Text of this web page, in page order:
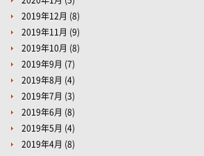
2019年12月 (8)
2019年11月 (9)
2019年10月 (8)
2019年9月 (7)
2019年8月 (4)
2019年7月 (3)
2019年6月 (8)
2019年5月 (4)
2019年4月 (8)